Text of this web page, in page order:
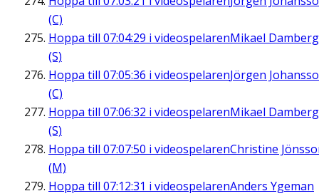
(C)
Hoppa till 07:04:29 i videospelarenMikael Damberg
(S)
Hoppa till 07:05:36 i videospelarenJörgen
(C)
Hoppa till 07:06:32 i videospelarenMikael Damberg
(S)
Hoppa till 07:07:50 i videospelarenChristine
(M)
Hoppa till 07:12:31 i videospelarenAnders Ygeman